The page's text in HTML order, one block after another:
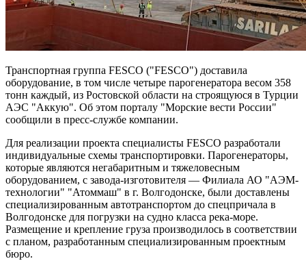
Транспортная группа FESCO ("FESCO") доставила
оборудование, в том числе четыре парогенератора весом 358
тонн каждый, из Ростовской области на строящуюся в Турции
АЭС "Аккую". Об этом порталу "Морские вести России"
сообщили в пресс-службе компании.
Для реализации проекта специалисты FESCO разработали
индивидуальные схемы транспортировки. Парогенераторы,
которые являются негабаритным и тяжеловесным
оборудованием, с завода-изготовителя — Филиала АО "АЭМ-
технологии" "Атоммаш" в г. Волгодонске, были доставлены
специализированным автотранспортом до спецпричала в
Волгодонске для погрузки на судно класса река-море.
Размещение и крепление груза производилось в соответствии
с планом, разработанным специализированным проектным
бюро.